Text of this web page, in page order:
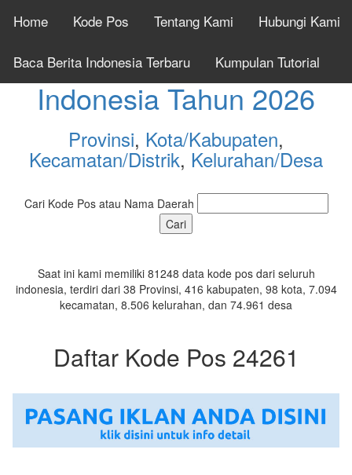
Home Kode Pos Tentang Kami Hubungi Kami
Baca Berita Indonesia Terbaru Kumpulan Tutorial
Cek Kode Pos Seluruh
Indonesia Tahun 2026
Provinsi, Kota/Kabupaten,
Kecamatan/Distrik, Kelurahan/Desa
Cari Kode Pos atau Nama Daerah
Saat ini kami memiliki 81248 data kode pos dari seluruh
indonesia, terdiri dari 38 Provinsi, 416 kabupaten, 98 kota, 7.094
kecamatan, 8.506 kelurahan, dan 74.961 desa
Daftar Kode Pos 24261